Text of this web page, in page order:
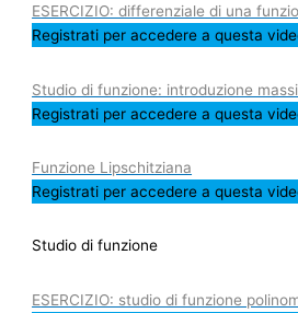
ESERCIZIO: differenziale di una
Registrati per accedere a questa
Studio di funzione: introduzione
Registrati per accedere a questa
Funzione Lipschitziana
Registrati per accedere a questa
Studio di funzione
ESERCIZIO: studio di funzione